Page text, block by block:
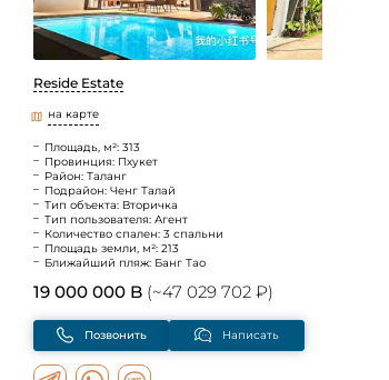
Reside Estate
на карте
Площадь, м²: 313
Провинция: Пхукет
Район: Таланг
Подрайон: Ченг Талай
Тип объекта: Вторичка
Тип пользователя: Агент
Количество спален: 3 спальни
Площадь земли, м²: 213
Ближайший пляж: Банг Тао
19 000 000 B (~47 029 702 ₽)
Позвонить Написать